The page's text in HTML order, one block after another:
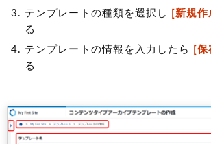
テンプレートの種類を選択し
[新規作
る
テンプレートの情報を入力したら
[保
る